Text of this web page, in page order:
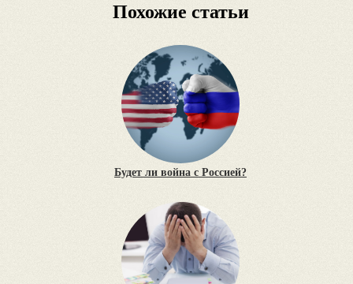
Похожие статьи
Будет ли война с Россией?